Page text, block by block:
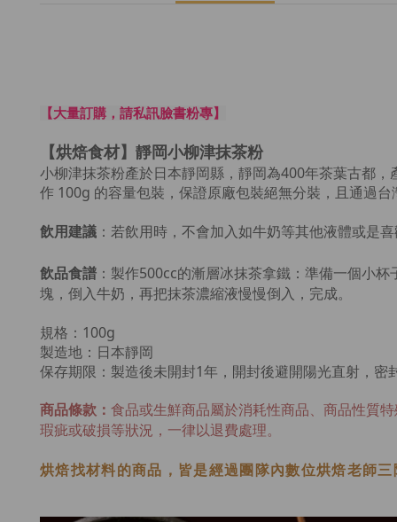
【大量訂購，請私訊臉書粉專】
【烘焙食材】靜岡小柳津抹茶粉
小柳津抹茶粉產於日本靜岡縣，靜岡為400年茶葉古都
作 100g 的容量包裝，保證原廠包裝絕無分裝，且通過
飲用建議 ：若飲用時，不會加入如牛奶等其他液體或是
飲品食譜 ：製作500cc的漸層冰抹茶拿鐵： 準備一個小杯
塊，倒入牛奶，再把抹茶濃縮液慢慢倒入，完成。
規格：100g
製造地：日本靜岡
保存期限：製造後未開封1年，開封後避開陽光直射，
商品條款： 食品或生鮮商品屬於消耗性商品、商品性質
瑕疵或破損等狀況，一律以退費處理。
烘焙找材料的商品，皆是經過團隊內數位烘焙老師三